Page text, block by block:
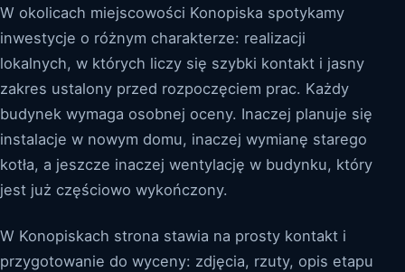
W okolicach miejscowości Konopiska spotykamy
inwestycje o różnym charakterze: realizacji
lokalnych, w których liczy się szybki kontakt i jasny
zakres ustalony przed rozpoczęciem prac. Każdy
budynek wymaga osobnej oceny. Inaczej planuje się
instalacje w nowym domu, inaczej wymianę starego
kotła, a jeszcze inaczej wentylację w budynku, który
jest już częściowo wykończony.
W Konopiskach strona stawia na prosty kontakt i
przygotowanie do wyceny: zdjęcia, rzuty, opis etapu